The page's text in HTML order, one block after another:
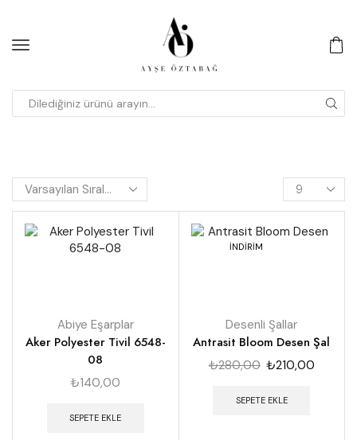
Abiye Eşarplar
Aker Polyester Tivil 6548-
08
₺140,00
SEPETE EKLE
İNDİRİM
Desenli Şallar
Antrasit Bloom Desen Şal
₺280,00 ₺210,00
SEPETE EKLE